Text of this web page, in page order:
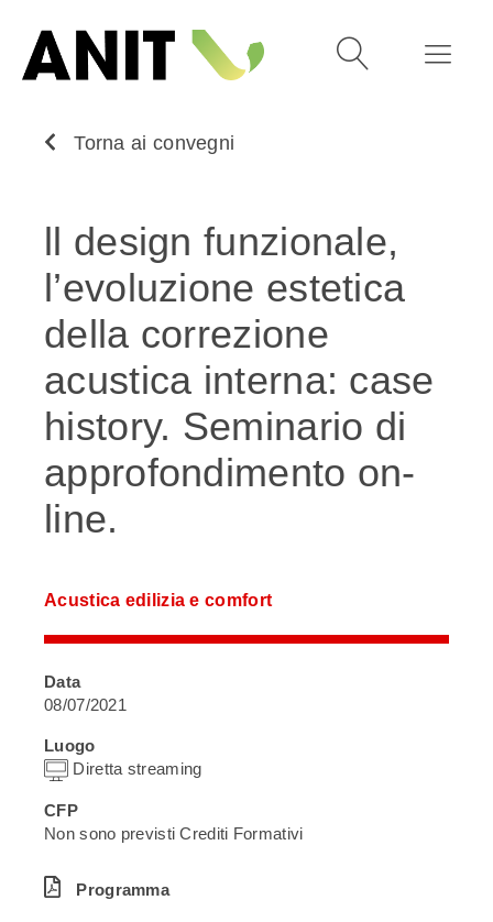
Torna ai convegni
ll design funzionale,
l’evoluzione estetica
della correzione
acustica interna: case
history. Seminario di
approfondimento on-
line.
Acustica edilizia e comfort
Data
08/07/2021
Luogo
Diretta streaming
CFP
Non sono previsti Crediti Formativi
Programma